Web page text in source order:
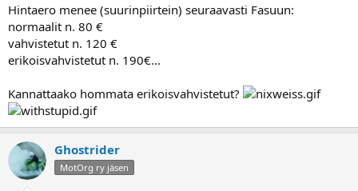
i
t
t
a
j
Hintaero menee (suurinpiirtein) seuraavasti Fasuun:
normaalit n. 80 €
vahvistetut n. 120 €
erikoisvahvistetut n. 190€...
Kannattaako hommata erikoisvahvistetut?
Ghostrider
MotOrg ry jäsen